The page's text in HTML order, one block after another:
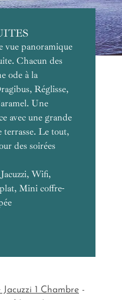
vue panoramique
Chacun des
ode à la
Réglisse,
Une
avec une grande
terrasse. Le tout,
des soirées
Wifi,
Mini coffre-
1 Chambre -